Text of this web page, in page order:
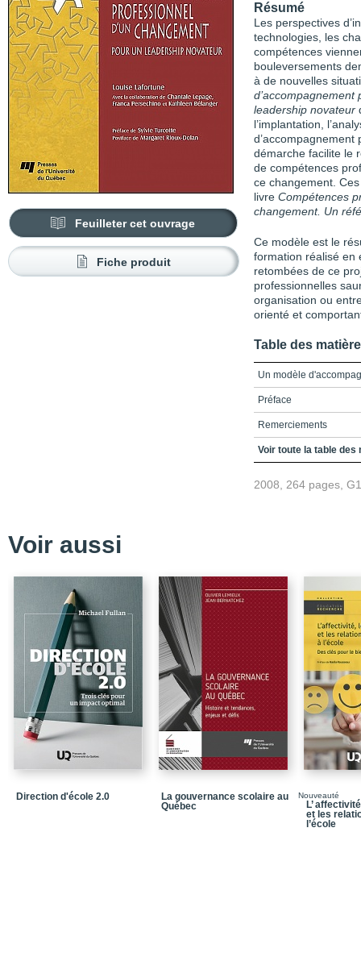
Feuilleter cet ouvrage
Fiche produit
Résumé
Les perspectives
technologies, les
compétences
bouleversements
à de nouvelles
d’accompagnement
leadership novateur
l’implantation,
d’accompagnement
démarche facilite le
de compétences
ce changement.
livre Compétences
changement. Un
Ce modèle est le
formation réalisé en
retombées de ce
professionnelles
organisation ou
orienté et
Table des
Un modèle
Préface
Remerciements
Table des matières
Chapitre 3 -
oeuvre d'un
Chapitre 4 -
Chapitre 5 -
démarche
Chapitre 6 - Pratique
Chapitre 7 - Moyens
Partie 2 - La modèle
expérience
Chapitre 8 -
Chapitre 9 - La
changement
Voir toute la table des
2008, 264 pages,
Voir aussi
Direction d'école 2.0
La gouvernance scolaire au
Québec
Nouveauté
L’
et les
l’école